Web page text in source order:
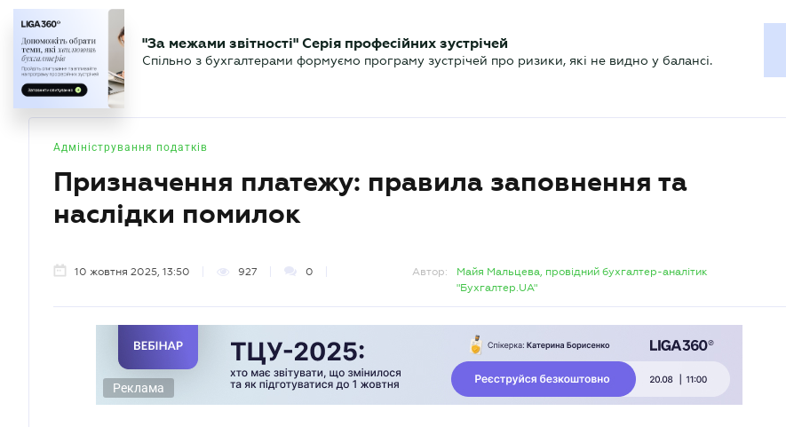
БУХГАЛТЕР Новини Аналітика Календар Актуально
"За межами звітності" Серія професійних зустрічей
Спільно з бухгалтерами формуємо програму зустрічей про ризики, які не видно у балансі.
Адміністрування податків
Призначення платежу: правила заповнення та
наслідки помилок
10 жовтня 2025, 13:50 927 0 Автор:
Майя Мальцева, провідний бухгалтер-аналітик
"Бухгалтер.UA"
Реклама